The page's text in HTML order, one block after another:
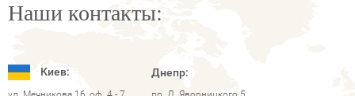
Наши контакты:
Киев: Днепр: